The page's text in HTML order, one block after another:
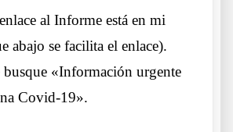
al Informe está en mi
abajo se facilita el enlace).
busque «Información urgente
Covid-19».